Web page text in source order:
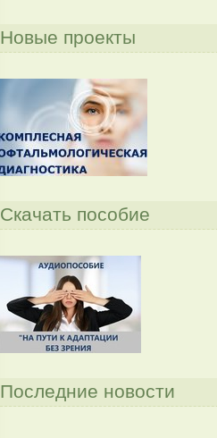
Новые проекты
Скачать пособие
Последние новости